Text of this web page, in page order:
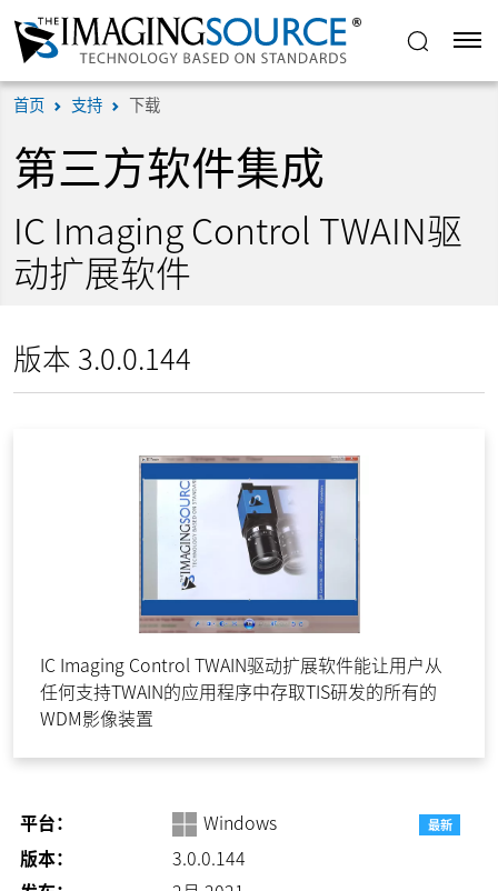
首页 支持 下载
第三方软件集成
IC Imaging Control TWAIN驱
动扩展软件
版本 3.0.0.144
IC Imaging Control TWAIN驱动扩展软件能让用户从
任何支持TWAIN的应用程序中存取TIS研发的所有的
WDM影像装置
平台： Windows 最新
版本：
3.0.0.144